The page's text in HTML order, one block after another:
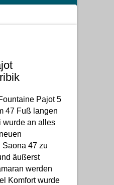
Pajot 5
47 Fuß langen
wurde an alles
Saona 47 zu
äußerst
werden
Komfort wurde